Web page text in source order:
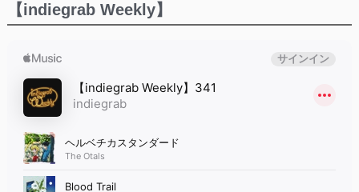
【indiegrab Weekly】